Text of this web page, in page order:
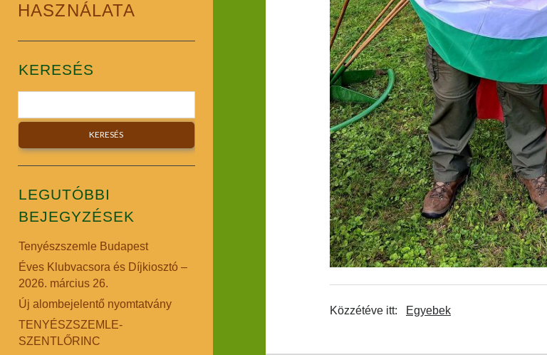
HASZNÁLATA
KERESÉS
LEGUTÓBBI
BEJEGYZÉSEK
Tenyészszemle Budapest
Éves Klubvacsora és Díjkiosztó –
2026. március 26.
Új alombejelentő nyomtatvány
TENYÉSZSZEMLE-
SZENTLŐRINC
Közzétéve itt: Egyebek